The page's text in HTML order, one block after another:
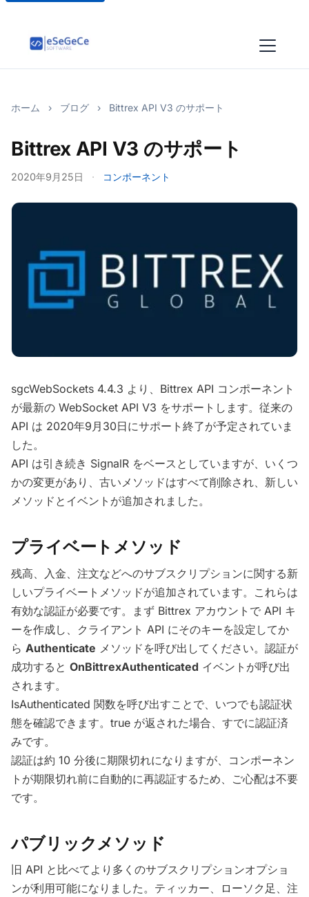
ホーム › ブログ › Bittrex API V3 のサポート
Bittrex API V3 のサポート
2020年9月25日 · コンポーネント
sgcWebSockets 4.4.3 より、Bittrex API コンポーネント
が最新の WebSocket API V3 をサポートします。従来の
API は 2020年9月30日にサポート終了が予定されていま
した。
API は引き続き SignalR をベースとしていますが、いくつ
かの変更があり、古いメソッドはすべて削除され、新しい
メソッドとイベントが追加されました。
プライベートメソッド
残高、入金、注文などへのサブスクリプションに関する新
しいプライベートメソッドが追加されています。これらは
有効な認証が必要です。まず Bittrex アカウントで API キ
ーを作成し、クライアント API にそのキーを設定してか
ら Authenticate メソッドを呼び出してください。認証が
成功すると OnBittrexAuthenticated イベントが呼び出
されます。
IsAuthenticated 関数を呼び出すことで、いつでも認証状
態を確認できます。true が返された場合、すでに認証済
みです。
認証は約 10 分後に期限切れになりますが、コンポーネン
トが期限切れ前に自動的に再認証するため、ご心配は不要
です。
パブリックメソッド
旧 API と比べてより多くのサブスクリプションオプショ
ンが利用可能になりました。ティッカー、ローソク足、注